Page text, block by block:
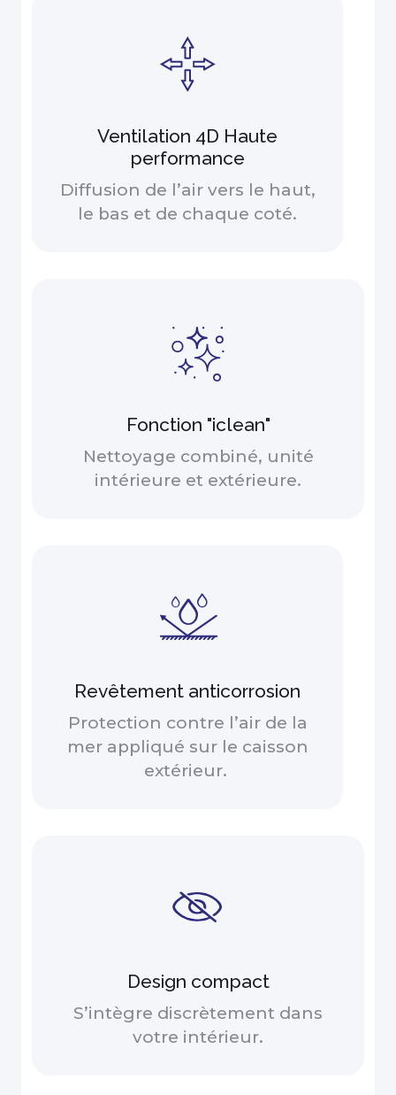
Ventilation 4D Haute
performance
Diffusion de l’air vers le haut,
le bas et de chaque coté.
Fonction "iclean"
Nettoyage combiné, unité
intérieure et extérieure.
Revêtement anticorrosion
Protection contre l’air de la
mer appliqué sur le caisson
extérieur.
Design compact
S’intègre discrètement dans
votre intérieur.